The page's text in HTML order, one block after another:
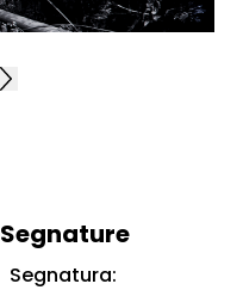
Segnature
Segnatura: